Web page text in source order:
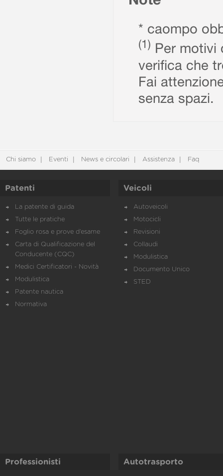
* caompo
(1) Per motivi
verifica che
Fai
senza spazi.
Chi siamo Eventi News e circolari Assistenza Faq
Patenti
La patente di guida
Tutte le pratiche
Foglio rosa e prove d’esame
Carta di Qualificazione del
Conducente (CQC)
Medici Certificatori - Novità
Modulistica
Patente nautica
Normativa
Veicoli
Autoveicoli
Motocicli
Revisioni
Collaudi
Modulistica
Documento Unico
STED
Professionisti Autotrasporto